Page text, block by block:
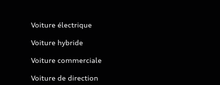
Voiture électrique
Voiture hybride
Voiture commerciale
Voiture de direction